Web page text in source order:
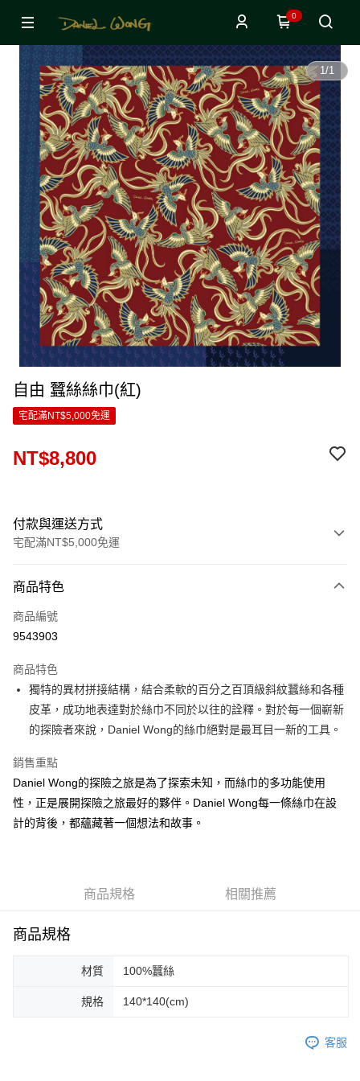
0
1/1
自由 蠶絲絲巾(紅)
宅配滿NT$5,000免運
NT$8,800
付款與運送方式
宅配滿NT$5,000免運
信用卡一次付款
LINE Pay
ATM付款
運送方式
宅配(外島)
每筆NT$120，滿NT$5,000(含以上)免運費
商品特色
商品編號
9543903
商品特色
獨特的異材拼接結構，結合柔軟的百分之百頂級斜紋蠶絲和各種
皮革，成功地表達對於絲巾不同於以往的詮釋。對於每一個嶄新
的探險者來說，Daniel Wong的絲巾絕對是最耳目一新的工具。
銷售重點
Daniel Wong的探險之旅是為了探索未知，而絲巾的多功能使用
性，正是展開探險之旅最好的夥伴。Daniel Wong每一條絲巾在設
計的背後，都蘊藏著一個想法和故事。
商品規格 相關推薦
商品規格
材質 100%蠶絲
規格 140*140(cm)
客服